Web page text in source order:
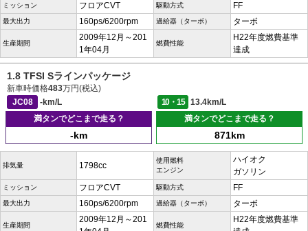
ミッション フロアCVT 駆動方式 FF
最大出力 160ps/6200rpm 過給器（ターボ） ターボ
生産期間
2009年12月～201
1年04月
燃費性能
H22年度燃費基準
達成
1.8 TFSI Sラインパッケージ
新車時価格483万円(税込)
JC08
-km/L 10・15
13.4km/L
満タンでどこまで走る？
-km
満タンでどこまで走る？
871km
排気量 1798cc
使用燃料
エンジン
ハイオク
ガソリン
ミッション フロアCVT 駆動方式 FF
最大出力 160ps/6200rpm 過給器（ターボ） ターボ
生産期間
2009年12月～201
燃費性能
H22年度燃費基準